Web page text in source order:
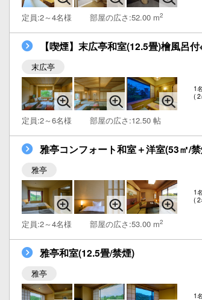
定員:2～4名様 部屋の広さ:52.00 m2
【喫煙】末広亭和室(12.5畳)檜風呂
末広亭
1
(
定員:2～6名様 部屋の広さ:12.50 帖
雅亭コンフォート和室＋洋室(53㎡/
雅亭
1
(
定員:2～4名様 部屋の広さ:53.00 m2
雅亭和室(12.5畳/禁煙)
雅亭
1